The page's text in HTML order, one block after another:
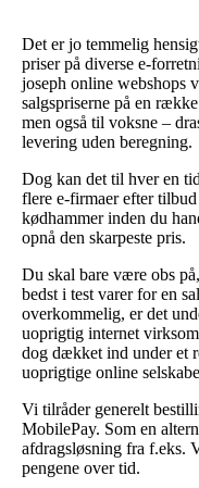
Det er jo temmelig
priser på diverse e-
joseph online webshops
salgspriserne på en
men også til voksne –
levering uden beregning.
Dog kan det til hver en
flere e-firmaer efter
kødhammer inden du
opnå den skarpeste pris.
Du skal bare være obs
bedst i test varer for en
overkommelig, er det
uoprigtig internet
dog dækket ind under et
uoprigtige online
Vi tilråder generelt
MobilePay. Som en
afdragsløsning fra f.eks.
pengene over tid.